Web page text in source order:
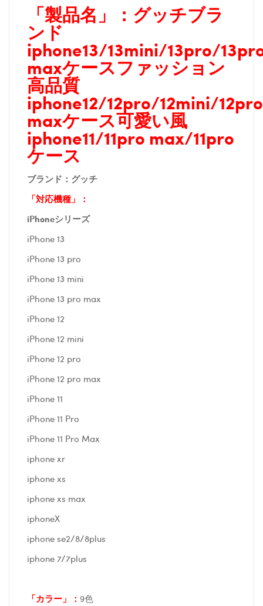
「製品名」： グッチブラ
ンド
iphone13/13mini/13pro/
maxケースファッション
高品質
iphone12/12pro/12mini/12pro
maxケース可愛い風
iphone11/11pro max/11pro
ケース
ブランド：グッチ
「対応機種」：
iPhoneシリーズ
iPhone 13
iPhone 13 pro
iPhone 13 mini
iPhone 13 pro max
iPhone 12
iPhone 12 mini
iPhone 12 pro
iPhone 12 pro max
iPhone 11
iPhone 11 Pro
iPhone 11 Pro Max
iphone xr
iphone xs
iphone xs max
iphoneX
iphone se2/8/8plus
iphone 7/7plus
「カラー」： 9色